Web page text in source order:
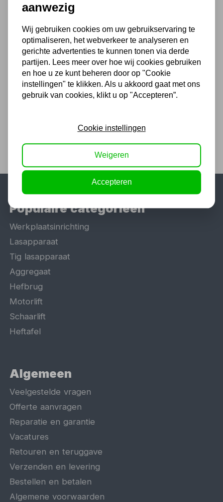
FABBRI BL202BHP
Bandendemonteermachine
400V dubbele snelheid
Niet uit voorraad leverbaar
2.359,50
1.950,00 excl. BTW
Populaire categorieën
Werkplaatsinrichting
Lasapparaat
Tig lasapparaat
Aggregaat
Hefbrug
Motorlift
Schaarlift
Heftafel
Algemeen
Veelgestelde vragen
Offerte aanvragen
Reparatie en garantie
Vacatures
Retouren en teruggave
Verzenden en levering
Bestellen en betalen
Algemene voorwaarden
aanwezig
Wij gebruiken cookies om uw gebruikservaring te
optimaliseren, het webverkeer te analyseren en
gerichte advertenties te kunnen tonen via derde
partijen. Lees meer over hoe wij cookies gebruiken
en hoe u ze kunt beheren door op "Cookie
instellingen" te klikken. Als u akkoord gaat met ons
gebruik van cookies, klikt u op "Accepteren”.
Cookie instellingen
Weigeren
Accepteren